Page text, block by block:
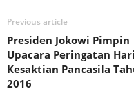
Previous article
Presiden Jokowi Pimpin
Upacara Peringatan Hari
Kesaktian Pancasila
2016